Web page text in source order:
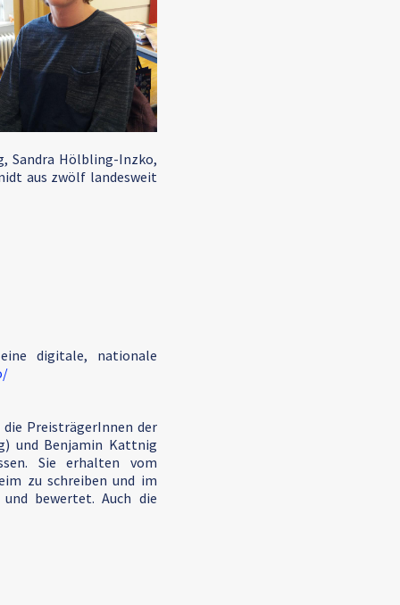
Sandra Hölbling-Inzko,
aus zwölf landesweit
digitale, nationale
PreisträgerInnen der
und Benjamin Kattnig
Sie erhalten vom
zu schreiben und im
bewertet. Auch die